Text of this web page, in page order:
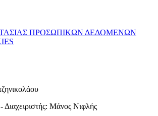
ΠΡΟΣΩΠΙΚΩΝ ΔΕΔΟΜΕΝΩΝ
Διαχειριστής: Μάνος Νιφλής